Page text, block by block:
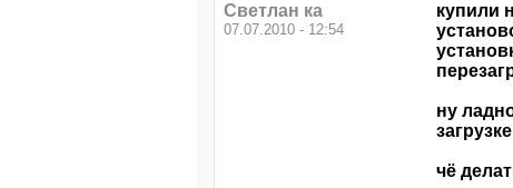
Светлан ка
07.07.2010 - 12:54
купили
ну
чё